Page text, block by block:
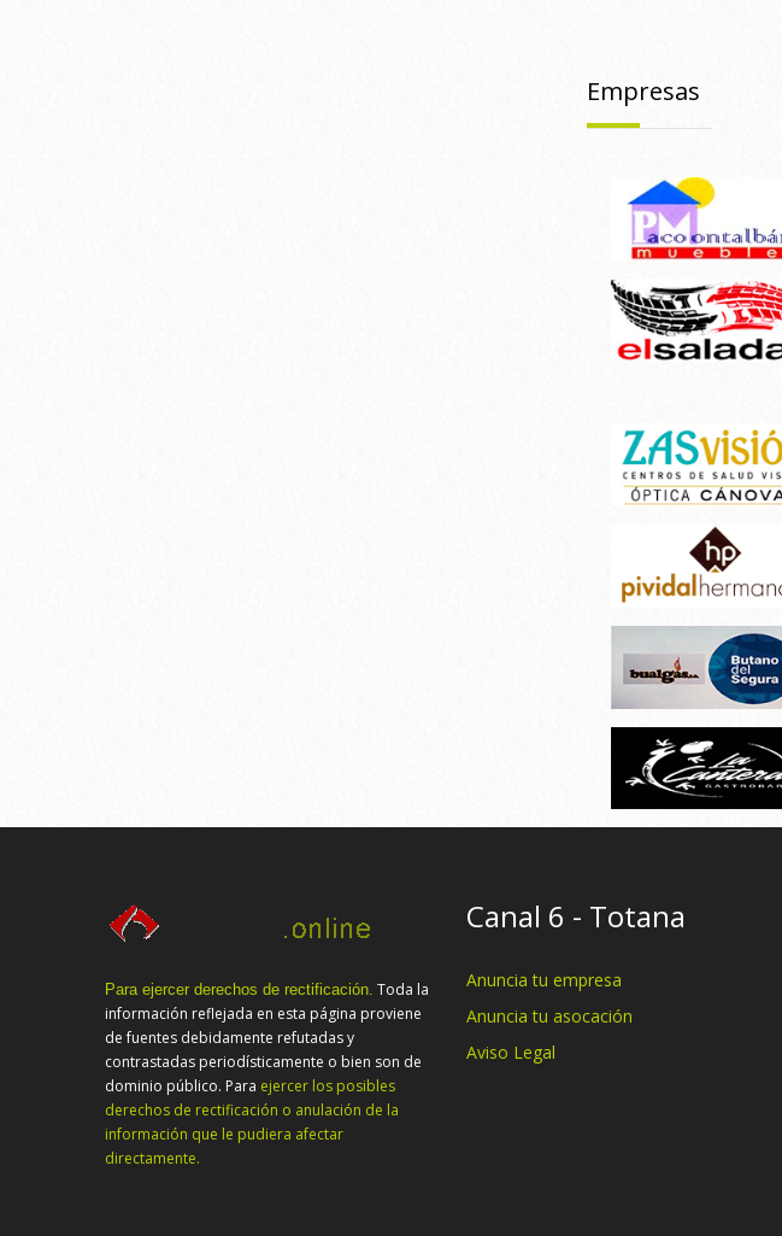
Empresas
Para ejercer derechos de rectificación. Toda la
información reflejada en esta página proviene
de fuentes debidamente refutadas y
contrastadas periodísticamente o bien son de
dominio público. Para ejercer los posibles
derechos de rectificación o anulación de la
información que le pudiera afectar
directamente.
Canal 6 - Totana
Anuncia tu empresa
Anuncia tu asocación
Aviso Legal